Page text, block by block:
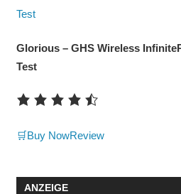
Glorious – GHS Wireless
Test
🛒Buy NowReview
ANZEIGE